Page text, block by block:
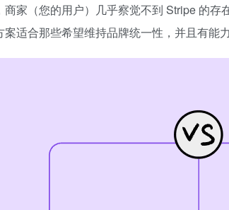
家（您的用户）几乎察觉不到 Stripe 的
适合那些希望维持品牌统一性，并且有能